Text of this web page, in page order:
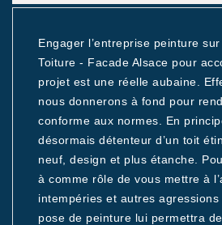
Engager l’entreprise peinture
Toiture - Facade Alsace pour
projet est une réelle aubaine.
nous donnerons à fond pour
conforme aux normes. En
désormais détenteur d’un toit
neuf, design et plus étanche.
à comme rôle de vous mettre à
intempéries et autres
pose de peinture lui permettra